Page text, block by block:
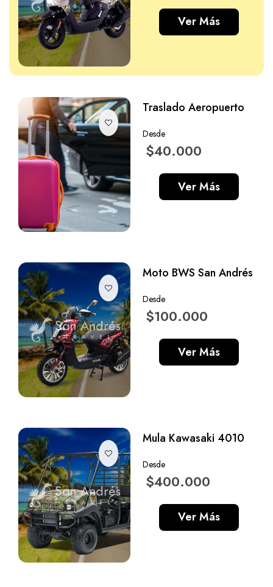
Ver Más
Traslado Aeropuerto
Desde
$40.000
Ver Más
Moto BWS San Andrés
Desde
$100.000
Ver Más
Mula Kawasaki 4010
Desde
$400.000
Ver Más